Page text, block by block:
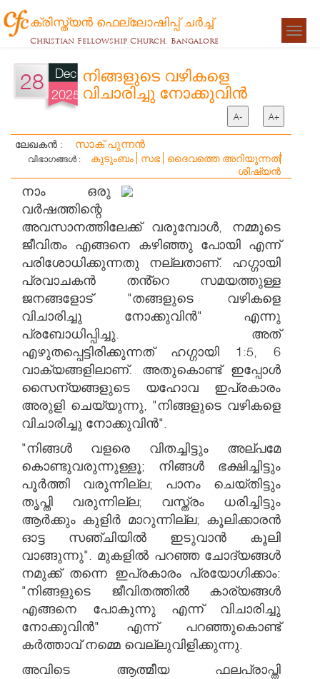
ക്രിസ്ത്യന്‍ ഫെല്ലോഷിപ്പ് ചര്‍ച്ച്
Christian Fellowship Church, Bangalore
28
Dec
2025
നിങ്ങളുടെ വഴികളെ
വിചാരിച്ചു നോക്കുവിൻ
A- A+
ലേഖകൻ : സാക് പുന്നൻ
വിഭാഗങ്ങൾ : കുടുംബം സഭ
ദൈവത്തെ അറിയുന്നത്
ശിഷ്യന്‍
നാം ഒരു
വർഷത്തിന്റെ
അവസാനത്തിലേക്ക് വരുമ്പോൾ, നമ്മുടെ
ജീവിതം എങ്ങനെ കഴിഞ്ഞു പോയി എന്ന്
പരിശോധിക്കുന്നതു നല്ലതാണ്. ഹഗ്ഗായി
പ്രവാചകൻ തൻ്റെ സമയത്തുള്ള
ജനങ്ങളോട് "തങ്ങളുടെ വഴികളെ
വിചാരിച്ചു നോക്കുവിൻ" എന്നു
പ്രബോധിപ്പിച്ചു. അത്
എഴുതപ്പെട്ടിരിക്കുന്നത് ഹഗ്ഗായി 1:5, 6
വാക്യങ്ങളിലാണ്. അതുകൊണ്ട് ഇപ്പോൾ
സൈന്യങ്ങളുടെ യഹോവ ഇപ്രകാരം
അരുളി ചെയ്യുന്നു, "നിങ്ങളുടെ വഴികളെ
വിചാരിച്ചു നോക്കുവിൻ".
"നിങ്ങൾ വളരെ വിതച്ചിട്ടും അല്പമേ
കൊണ്ടുവരുന്നുള്ളൂ; നിങ്ങൾ ഭക്ഷിച്ചിട്ടും
പൂർത്തി വരുന്നില്ല; പാനം ചെയ്തിട്ടും
തൃപ്തി വരുന്നില്ല; വസ്ത്രം ധരിച്ചിട്ടും
ആർക്കും കുളിർ മാറുന്നില്ല; കൂലിക്കാരൻ
ഓട്ട സഞ്ചിയിൽ ഇടുവാൻ കൂലി
വാങ്ങുന്നു". മുകളിൽ പറഞ്ഞ ചോദ്യങ്ങൾ
നമുക്ക് തന്നെ ഇപ്രകാരം പ്രയോഗിക്കാം:
"നിങ്ങളുടെ ജീവിതത്തിൽ കാര്യങ്ങൾ
എങ്ങനെ പോകുന്നു എന്ന് വിചാരിച്ചു
നോക്കുവിൻ" എന്ന് പറഞ്ഞുകൊണ്ട്
കർത്താവ് നമ്മെ വെല്ലുവിളിക്കുന്നു.
അവിടെ ആത്മീയ ഫലപ്രാപ്തി